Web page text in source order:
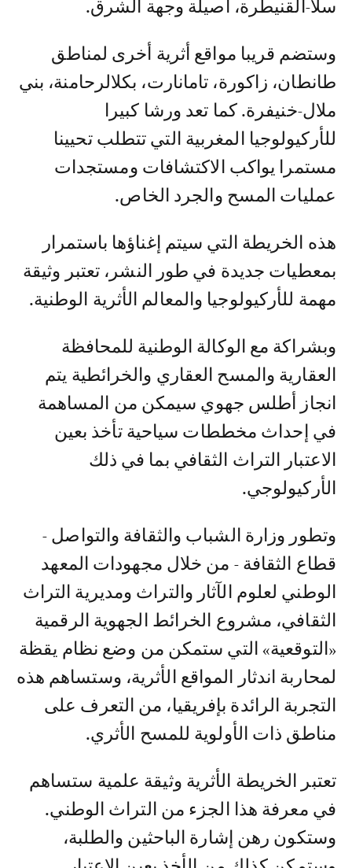
سلا-القنيطرة، أصيلة وجهة الشرق.
وستضم قريبا مواقع أثرية أخرى لمناطق
طانطان، زاكورة، تامانارت، بكلالرحامنة، بني
ملال-خنيفرة. كما تعد ورشا كبيرا
للأركيولوجيا المغربية التي تتطلب تحيينا
مستمرا يواكب الاكتشافات ومستجدات
عمليات المسح والجرد الخاص.
هذه الخريطة التي سيتم إغناؤها باستمرار
بمعطيات جديدة في طور النشر، تعتبر وثيقة
مهمة للأركيولوجيا والمعالم الأثرية الوطنية.
وبشراكة مع الوكالة الوطنية للمحافظة
العقارية والمسح العقاري والخرائطية يتم
انجاز أطلس جهوي سيمكن من المساهمة
في إحداث مخططات سياحية تأخذ بعين
الاعتبار التراث الثقافي بما في ذلك
الأركيولوجي.
وتطور وزارة الشباب والثقافة والتواصل -
قطاع الثقافة - من خلال مجهودات المعهد
الوطني لعلوم الآثار والتراث ومديرية التراث
الثقافي، مشروع الخرائط الجهوية الرقمية
«التوقعية» التي ستمكن من وضع نظام يقظة
لمحاربة اندثار المواقع الأثرية، وستساهم هذه
التجربة الرائدة بإفريقيا، من التعرف على
مناطق ذات الأولوية للمسح الأثري.
تعتبر الخريطة الأثرية وثيقة علمية ستساهم
في معرفة هذا الجزء من التراث الوطني.
وستكون رهن إشارة الباحثين والطلبة،